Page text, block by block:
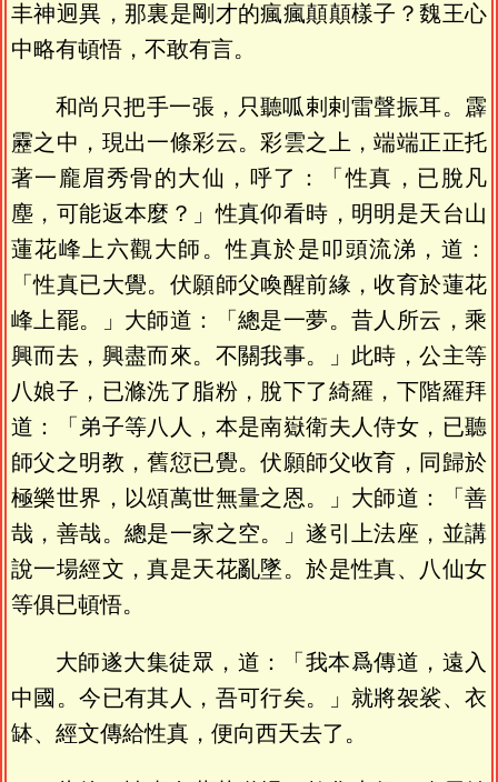
丰神迥異，那裏是剛才的瘋瘋顛顛樣子？魏王心
中略有頓悟，不敢有言。
和尚只把手一張，只聽呱剌剌雷聲振耳。霹
靂之中，現出一條彩云。彩雲之上，端端正正托
著一龐眉秀骨的大仙，呼了：「性真，已脫凡
塵，可能返本麼？」性真仰看時，明明是天台山
蓮花峰上六觀大師。性真於是叩頭流涕，道：
「性真已大覺。伏願師父喚醒前緣，收育於蓮花
峰上罷。」大師道：「總是一夢。昔人所云，乘
興而去，興盡而來。不關我事。」此時，公主等
八娘子，已滌洗了脂粉，脫下了綺羅，下階羅拜
道：「弟子等八人，本是南嶽衛夫人侍女，已聽
師父之明教，舊愆已覺。伏願師父收育，同歸於
極樂世界，以頌萬世無量之恩。」大師道：「善
哉，善哉。總是一家之空。」遂引上法座，並講
說一場經文，真是天花亂墜。於是性真、八仙女
等俱已頓悟。
大師遂大集徒眾，道：「我本爲傳道，遠入
中國。今已有其人，吾可行矣。」就將袈裟、衣
缽、經文傳給性真，便向西天去了。